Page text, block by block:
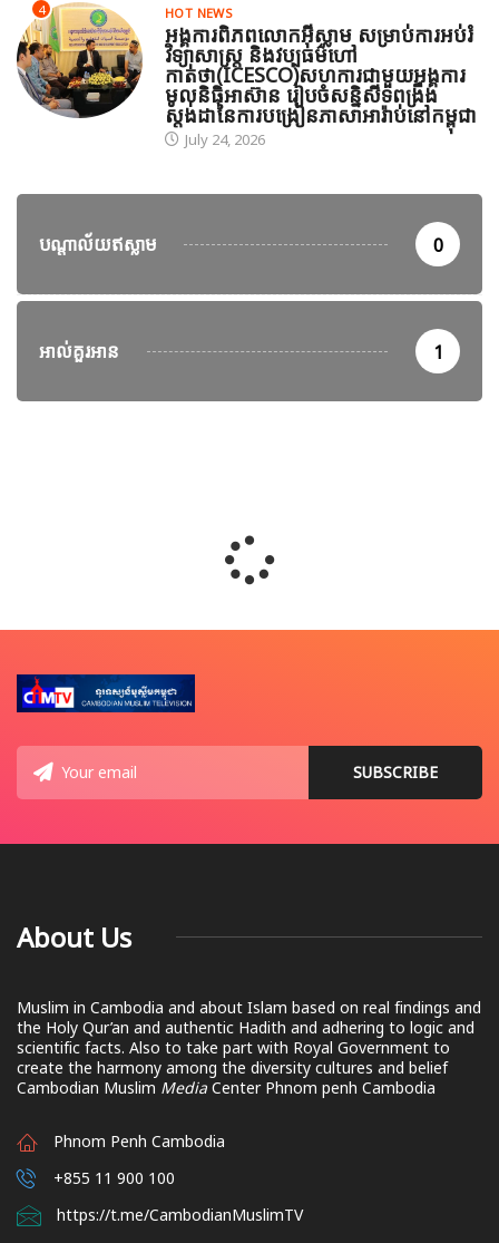
4 HOT NEWS
អង្គការពិភពលោកអ៊ីស្លាម សម្រាប់ការអប់រំ
វិទ្យាសាស្ត្រ និងវប្បធម៌ហៅ
កាត់ថា(ICESCO)សហការជាមួយអង្គការ
មូលនិធិអាស៊ាន រៀបចំសន្និសីទពង្រឹង
ស្តង់ដានៃការបង្រៀនភាសាអារ៉ាប់នៅកម្ពុជា
July 24, 2026
បណ្តាល័យឥស្លាម 0
អាល់គួរអាន 1
About Us
Muslim in Cambodia and about Islam based on real findings and
the Holy Qur’an and authentic Hadith and adhering to logic and
scientific facts. Also to take part with Royal Government to
create the harmony among the diversity cultures and belief
Cambodian Muslim Media Center Phnom penh Cambodia
Phnom Penh Cambodia
+855 11 900 100
https://t.me/CambodianMuslimTV